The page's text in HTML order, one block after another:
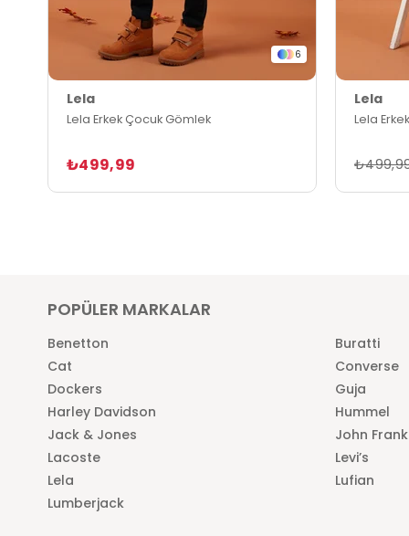
6
Lela
Lela Erkek Çocuk Gömlek
₺499,99
Lela
Lela
POPÜLER MARKALAR
Benetton
Buratti
Cat
Converse
Dockers
Guja
Harley Davidson
Hummel
Jack & Jones
John Frank
Lacoste
Levi’s
Lela
Lufian
Lumberjack